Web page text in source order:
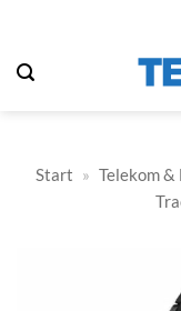
springen
Start » Telekom